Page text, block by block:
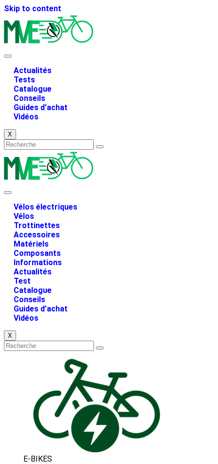
Skip to content
Actualités
Tests
Catalogue
Conseils
Guides d’achat
Vidéos
X
Vélos électriques
Vélos
Trottinettes
Accessoires
Matériels
Composants
Informations
Actualités
Test
Catalogue
Conseils
Guides d’achat
Vidéos
X
E-BIKES